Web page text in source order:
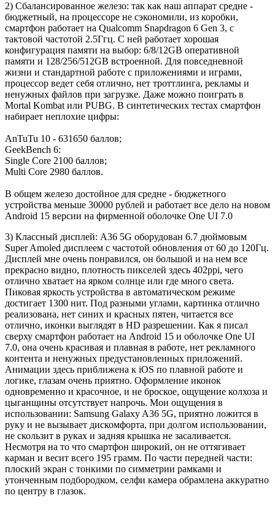
2) Сбалансированное железо: так как наш аппарат средне -
бюджетный, на процессоре не сэкономили, из коробки,
смартфон работает на Qualcomm Snapdragon 6 Gen 3, с
тактовой частотой 2.5Ггц. С ней работает хорошая
конфигурация памяти на выбор: 6/8/12GB оперативной
памяти и 128/256/512GB встроенной. Для повседневной
жизни и стандартной работе с приложениями и играми,
процессор ведет себя отлично, нет троттлинга, рекламы и
ненужных файлов при загрузке. Даже можно поиграть в
Mortal Kombat или PUBG. В синтетических тестах смартфон
набирает неплохие цифры:
AnTuTu 10 - 631650 баллов;
GeekBench 6:
Single Core 2100 баллов;
Multi Core 2980 баллов.
В общем железо достойное для средне - бюджетного
устройства меньше 30000 рублей и работает все дело на новом
Android 15 версии на фирменной оболочке One UI 7.0
3) Классный дисплей: A36 5G оборудован 6.7 дюймовым
Super Amoled дисплеем с частотой обновления от 60 до 120Гц.
Дисплей мне очень понравился, он большой и на нем все
прекрасно видно, плотность пикселей здесь 402ppi, чего
отлично хватает на ярком солнце или где много света.
Пиковая яркость устройства в автоматическом режиме
достигает 1300 нит. Под разными углами, картинка отлично
реализована, нет синих и красных пятен, читается все
отлично, иконки выглядят в HD разрешении. Как я писал
сверху смартфон работает на Android 15 и оболочке One UI
7.0, она очень красивая и плавная в работе, нет рекламного
контента и ненужных предустановленных приложений.
Анимации здесь приближена к iOS по плавной работе и
логике, глазам очень приятно. Оформление иконок
одновременно и красочное, и не броское, ощущение колхоза и
цыганщины отсутствует напрочь. Мои ощущения в
использовании: Samsung Galaxy A36 5G, приятно ложится в
руку и не вызывает дискомфорта, при долгом использовании,
не скользит в руках и задняя крышка не засаливается.
Несмотря на то что смартфон широкий, он не оттягивает
карман и весит всего 195 грамм. По части передней части:
плоский экран с тонкими по симметрии рамками и
утонченным подбородком, селфи камера обрамлена аккуратно
по центру в глазок.